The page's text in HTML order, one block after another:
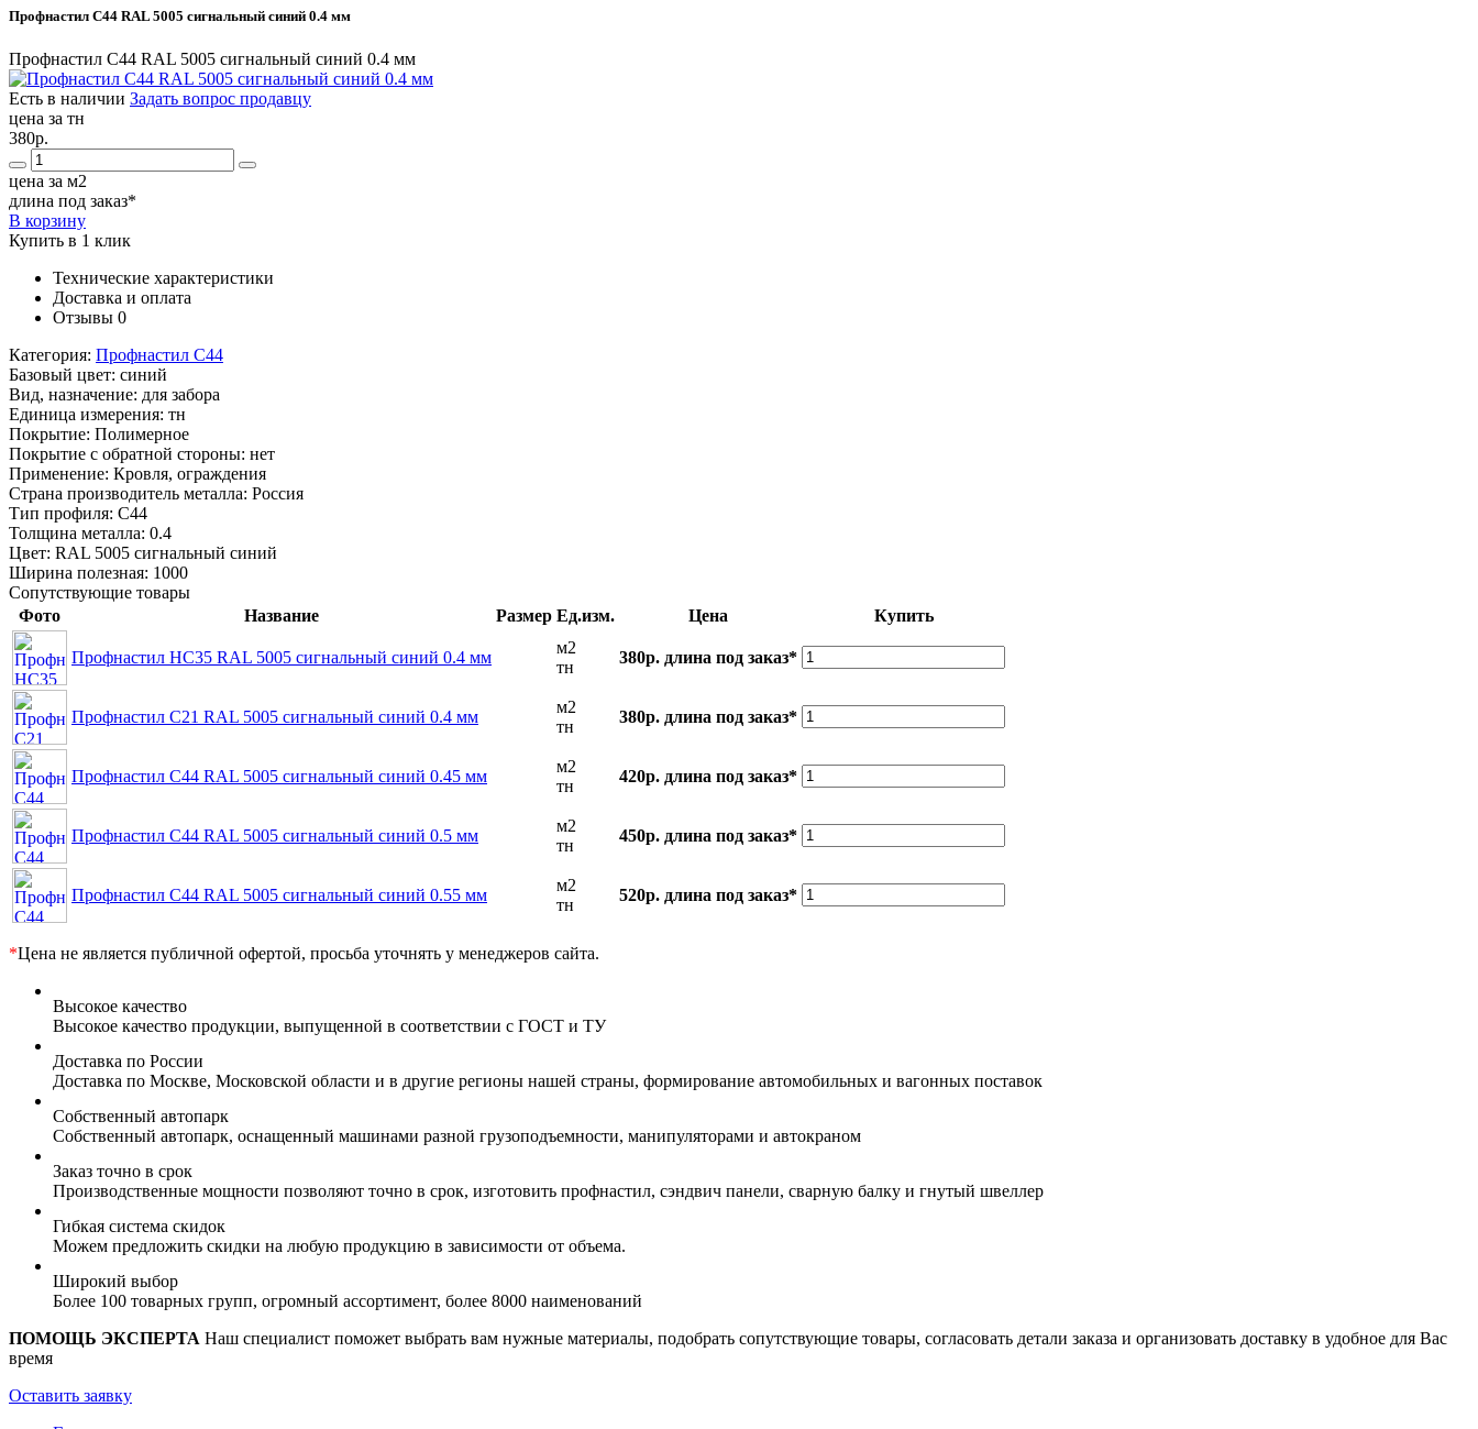
Профнастил С44 RAL 5005 сигнальный синий 0.4 мм
Профнастил С44 RAL 5005 сигнальный синий 0.4 мм
Есть в наличии Задать вопрос продавцу
цена за тн
380р.
цена за м2
длина под заказ*
В корзину
Купить в 1 клик
Технические характеристики
Доставка и оплата
Отзывы 0
Категория: Профнастил С44
Базовый цвет: синий
Вид, назначение: для забора
Единица измерения: тн
Покрытие: Полимерное
Покрытие с обратной стороны: нет
Применение: Кровля, ограждения
Страна производитель металла: Россия
Тип профиля: С44
Толщина металла: 0.4
Цвет: RAL 5005 сигнальный синий
Ширина полезная: 1000
Сопутствующие товары
Фото
Название Размер Ед.изм. Цена Купить
Профнастил НС35 RAL 5005 сигнальный синий 0.4 мм
м2
тн
380р. длина под заказ*
Профнастил С21 RAL 5005 сигнальный синий 0.4 мм
м2
тн
380р. длина под заказ*
Профнастил С44 RAL 5005 сигнальный синий 0.45 мм
м2
тн
420р. длина под заказ*
Профнастил С44 RAL 5005 сигнальный синий 0.5 мм
м2
тн
450р. длина под заказ*
Профнастил С44 RAL 5005 сигнальный синий 0.55 мм
м2
тн
520р. длина под заказ*
*Цена не является публичной офертой, просьба уточнять у менеджеров сайта.
Высокое качество
Высокое качество продукции, выпущенной в соответствии с ГОСТ и ТУ
Доставка по России
Доставка по Москве, Московской области и в другие регионы нашей страны, формирование автомобильных и вагонных поставок
Собственный автопарк
Собственный автопарк, оснащенный машинами разной грузоподъемности, манипуляторами и автокраном
Заказ точно в срок
Производственные мощности позволяют точно в срок, изготовить профнастил, сэндвич панели, сварную балку и гнутый швеллер
Гибкая система скидок
Можем предложить скидки на любую продукцию в зависимости от объема.
Широкий выбор
Более 100 товарных групп, огромный ассортимент, более 8000 наименований
ПОМОЩЬ ЭКСПЕРТА Наш специалист поможет выбрать вам нужные материалы, подобрать сопутствующие товары, согласовать детали заказа и организовать доставку в удобное для Вас
время
Оставить заявку